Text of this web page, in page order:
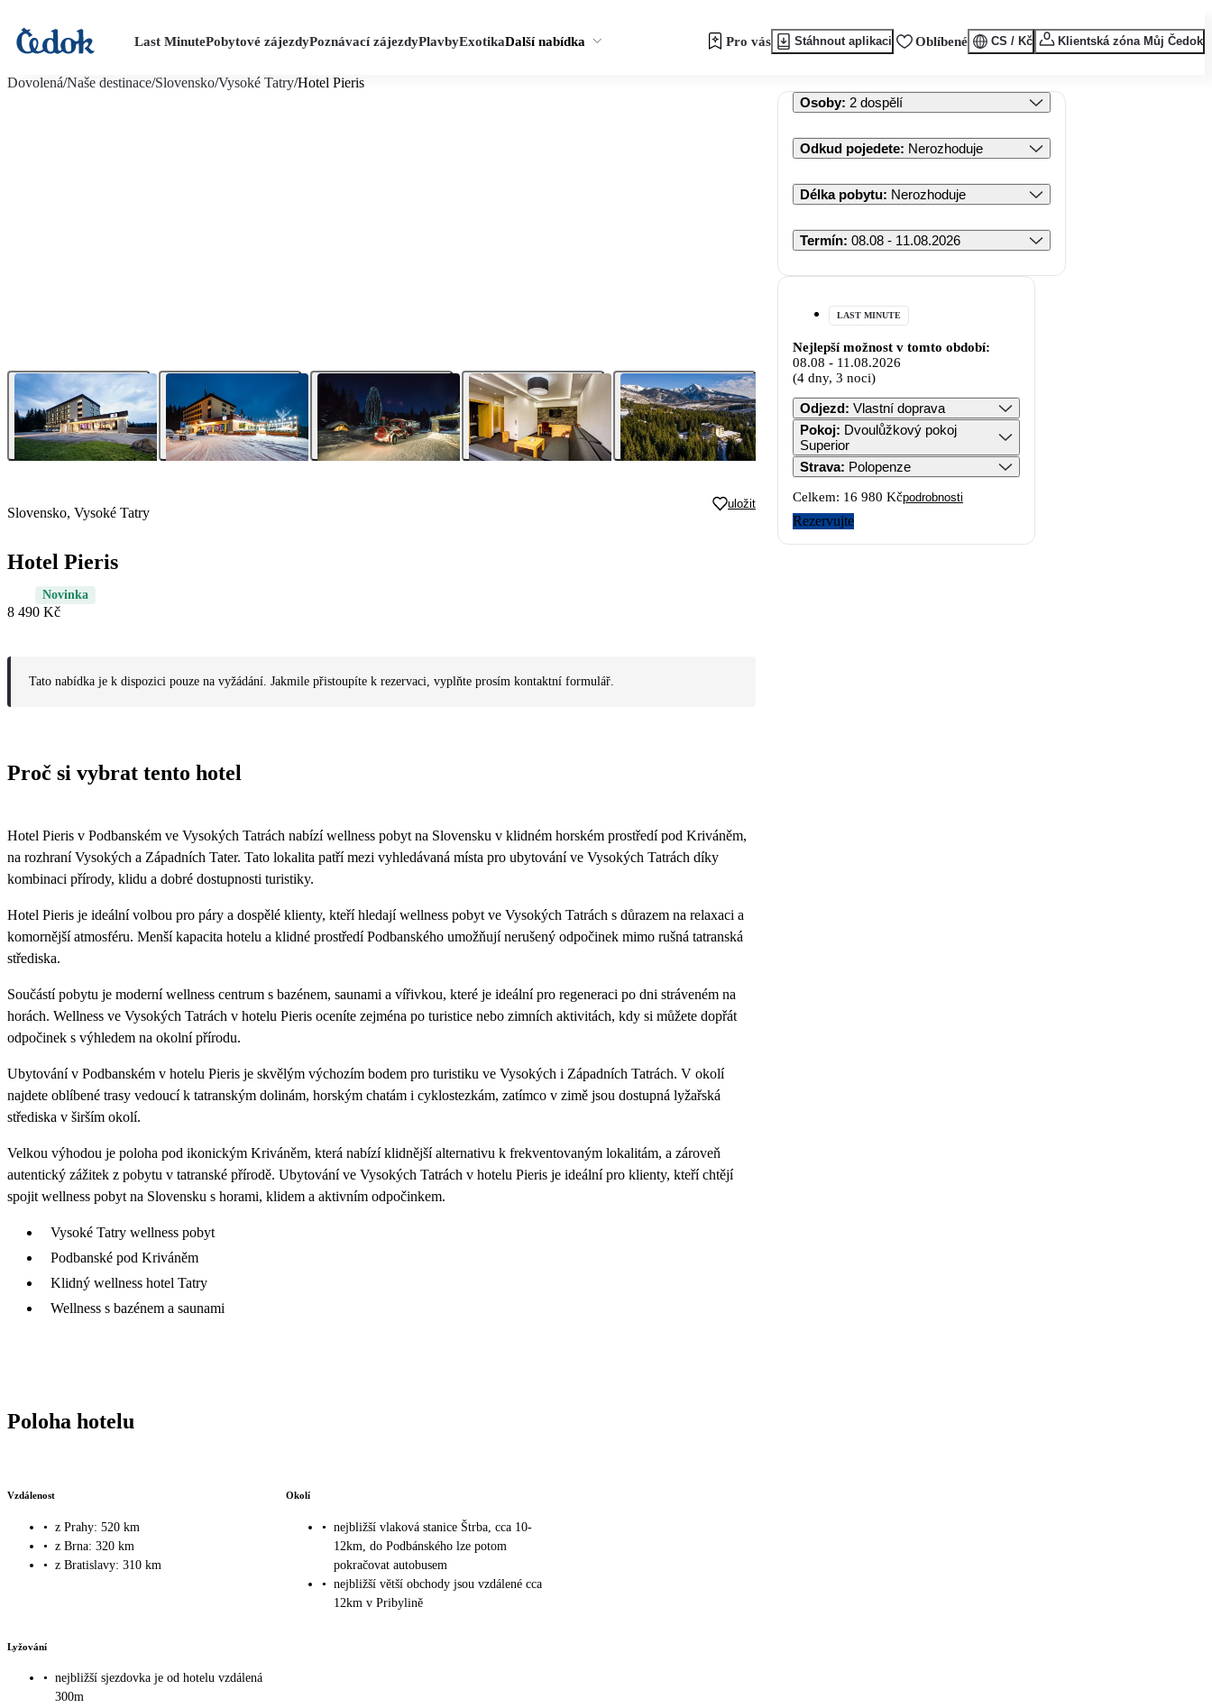
Last MinutePobytové zájezdyPoznávací zájezdyPlavbyExotikaDalší nabídka Pro vás Stáhnout aplikaci Oblíbené CS / Kč Klientská zóna Můj Čedok
Dovolená/Naše destinace/Slovensko/Vysoké Tatry/Hotel Pieris
Slovensko, Vysoké Tatry
uložit
Hotel Pieris
Novinka
8 490 Kč
Tato nabídka je k dispozici pouze na vyžádání. Jakmile přistoupíte k rezervaci, vyplňte prosím kontaktní formulář.
Proč si vybrat tento hotel
Hotel Pieris v Podbanském ve Vysokých Tatrách nabízí wellness pobyt na Slovensku v klidném horském prostředí pod Kriváněm,
na rozhraní Vysokých a Západních Tater. Tato lokalita patří mezi vyhledávaná místa pro ubytování ve Vysokých Tatrách díky
kombinaci přírody, klidu a dobré dostupnosti turistiky.
Hotel Pieris je ideální volbou pro páry a dospělé klienty, kteří hledají wellness pobyt ve Vysokých Tatrách s důrazem na relaxaci a
komornější atmosféru. Menší kapacita hotelu a klidné prostředí Podbanského umožňují nerušený odpočinek mimo rušná tatranská
střediska.
Součástí pobytu je moderní wellness centrum s bazénem, saunami a vířivkou, které je ideální pro regeneraci po dni stráveném na
horách. Wellness ve Vysokých Tatrách v hotelu Pieris oceníte zejména po turistice nebo zimních aktivitách, kdy si můžete dopřát
odpočinek s výhledem na okolní přírodu.
Ubytování v Podbanském v hotelu Pieris je skvělým výchozím bodem pro turistiku ve Vysokých i Západních Tatrách. V okolí
najdete oblíbené trasy vedoucí k tatranským dolinám, horským chatám i cyklostezkám, zatímco v zimě jsou dostupná lyžařská
střediska v širším okolí.
Velkou výhodou je poloha pod ikonickým Kriváněm, která nabízí klidnější alternativu k frekventovaným lokalitám, a zároveň
autentický zážitek z pobytu v tatranské přírodě. Ubytování ve Vysokých Tatrách v hotelu Pieris je ideální pro klienty, kteří chtějí
spojit wellness pobyt na Slovensku s horami, klidem a aktivním odpočinkem.
Vysoké Tatry wellness pobyt
Podbanské pod Kriváněm
Klidný wellness hotel Tatry
Wellness s bazénem a saunami
Poloha hotelu
Vzdálenost
• z Prahy: 520 km
• z Brna: 320 km
• z Bratislavy: 310 km
Okolí
• nejbližší vlaková stanice Štrba, cca 10-
12km, do Podbánského lze potom
pokračovat autobusem
• nejbližší větší obchody jsou vzdálené cca
12km v Pribylině
Lyžování
• nejbližší sjezdovka je od hotelu vzdálená
300m
Osoby: 2 dospělí
Odkud pojedete: Nerozhoduje
Délka pobytu: Nerozhoduje
Termín: 08.08 - 11.08.2026
LAST MINUTE
Nejlepší možnost v tomto období:
08.08 - 11.08.2026
(4 dny, 3 noci)
Odjezd: Vlastní doprava
Pokoj: Dvoulůžkový pokoj
Superior
Strava: Polopenze
Celkem: 16 980 Kčpodrobnosti
Rezervujte